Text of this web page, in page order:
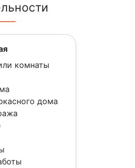
комнаты
дома